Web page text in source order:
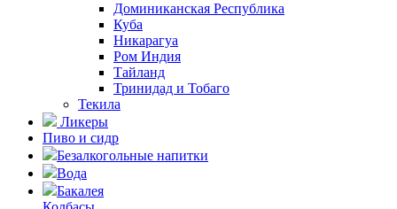
Доминиканская Республика
Куба
Никарагуа
Ром Индия
Тайланд
Тринидад и Тобаго
Текила
Ликеры
Пиво и сидр
Безалкогольные напитки
Вода
Бакалея